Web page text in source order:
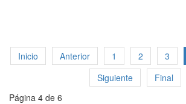
Inicio Anterior 1 2 3
Siguiente
Final
Página 4 de 6